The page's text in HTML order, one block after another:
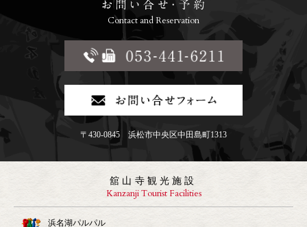
Contact and Reservation
〒430-0845 浜松市中央区中田島町1313
舘山寺観光施設
Kanzanji Tourist Facilities
浜名湖パルパル